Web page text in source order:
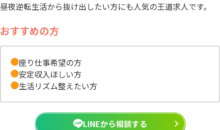
昼夜逆転生活から抜け出したい方にも人気の王道求人です。
おすすめの方
座り仕事希望の方
安定収入ほしい方
生活リズム整えたい方
LINEから相談する